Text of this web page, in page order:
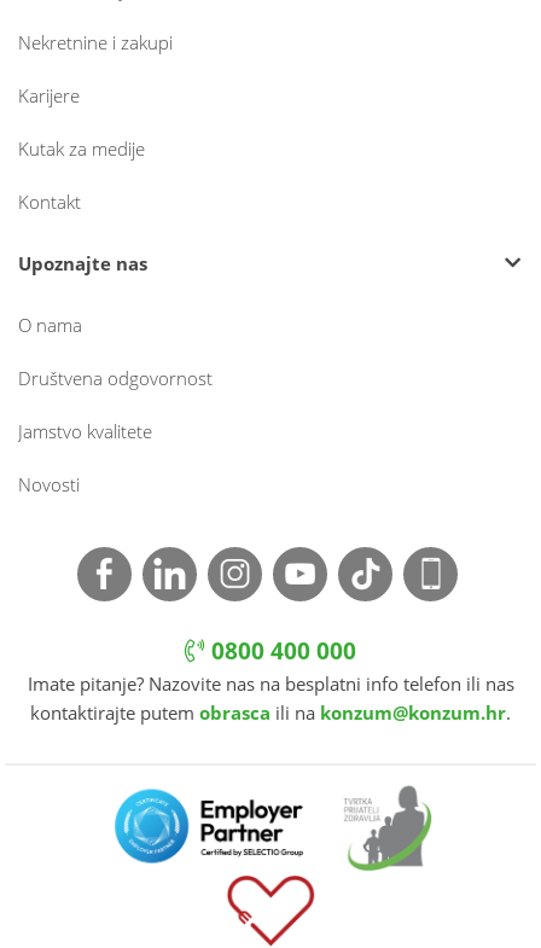
Nekretnine i zakupi
Karijere
Kutak za medije
Kontakt
Upoznajte nas
O nama
Društvena odgovornost
Jamstvo kvalitete
Novosti
0800 400 000
Imate pitanje? Nazovite nas na besplatni info telefon ili nas
kontaktirajte putem obrasca ili na konzum@konzum.hr.